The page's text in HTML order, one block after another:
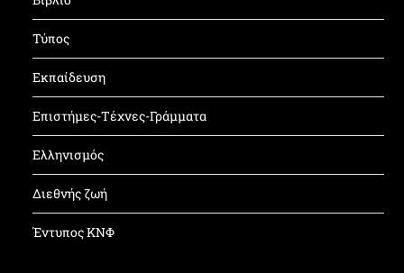
Τύπος
Εκπαίδευση
Επιστήμες-Τέχνες-Γράμματα
Ελληνισμός
Διεθνής ζωή
Έντυπος ΚΝΦ